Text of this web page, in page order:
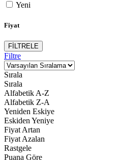
Yeni
Fiyat
FİLTRELE
Filtre
Sırala
Sırala
Alfabetik A-Z
Alfabetik Z-A
Yeniden Eskiye
Eskiden Yeniye
Fiyat Artan
Fiyat Azalan
Rastgele
Puana Göre